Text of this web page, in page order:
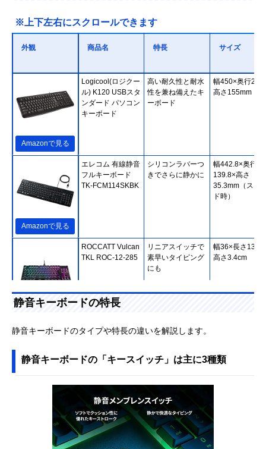
※上下左右にスクロールできます
外観 商品名 特長 サイズ
Amazonで見る
Logicool(ロジクー
ル) K120 USBスタ
ンダード パソコン
キーボード
高い耐久性と耐水
性を兼ね備えたキ
ーボード
幅450×奥行
高さ155mm
Amazonで見る
エレコム 有線静音
フルキーボード
TK-FCM114SKBK
シリコンラバーつ
きでさらに静かに
幅442.8×奥行
139.8×高さ
35.3mm（スタ
ド時）
Amazonで見る
ROCCATT Vulcan
TKL ROC-12-285
リニアスイッチで
素早いタイピング
にも
幅36×長さ
高さ3.4cm
ナカバヤシ
FKB-R245BK
ケーブルが邪魔に
Amazonで見る
Logicool(ロジクー
ル) MK295 静音ワ
イヤレスキーボー
ド MK295GP
従来モデル比で約
9割ノイズを削減
149×高さ18mm
静音キーボードの特長
静音キーボードのタイプや特長の違いを解説します。
静音キーボードの「キースイッチ」は主に3種類